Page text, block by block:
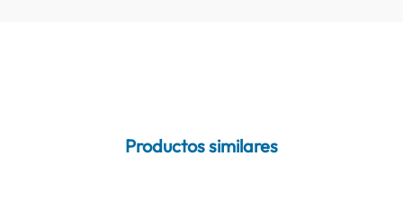
Productos similares